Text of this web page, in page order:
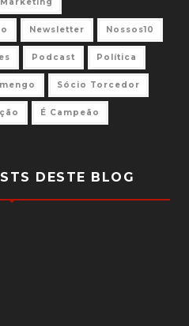
Marketing
Newsletter Nossos10
Podcast Política
Sócio Torcedor
É Campeão
DESTE BLOG